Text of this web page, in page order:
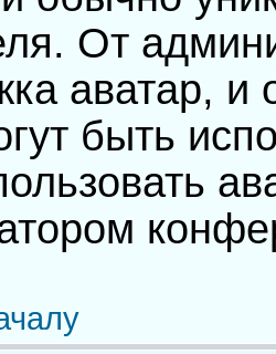
От
аватар, и
быть